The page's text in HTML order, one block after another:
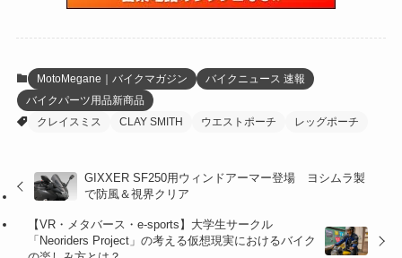
(47)
(1)
(16)
MotoMegane｜バイクマガジン
バイクニュース 速報
バイクパーツ用品新商品
クレイスミス
CLAY SMITH ウエストポーチ レッグポーチ
GIXXER SF250用ウィンドアーマー登場 ヨシムラ製
で防風＆視界クリア
【VR・メタバース・e-sports】大学生サークル
「Neoriders Project」の考える仮想現実におけるバイク